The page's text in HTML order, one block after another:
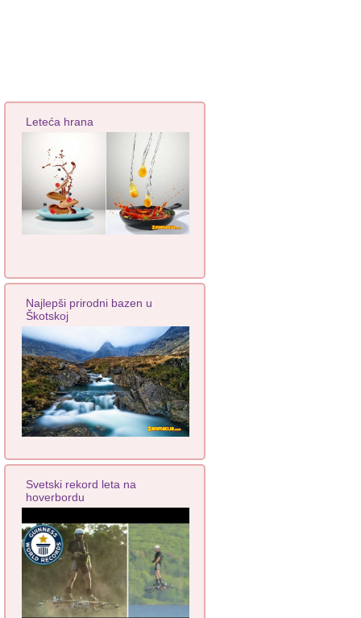
Leteća hrana
Najlepši prirodni bazen u
Škotskoj
Svetski rekord leta na
hoverbordu